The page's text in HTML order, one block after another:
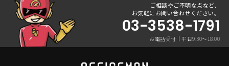
ご相談やご不明な点など、
お気軽にお問い合わせください。
03-3538-1791
お電話受付｜平日9:30〜18:00